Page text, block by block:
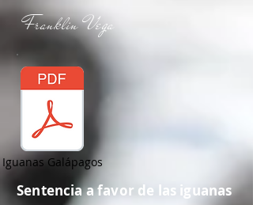
Franklin Vega
Iguanas Galápagos
Sentencia a favor de las iguanas